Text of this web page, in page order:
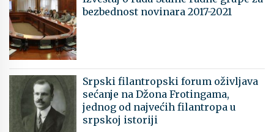
bezbednost novinara 2017-2021
Srpski filantropski forum oživljava
sećanje na Džona Frotingama,
jednog od najvećih filantropa u
srpskoj istoriji